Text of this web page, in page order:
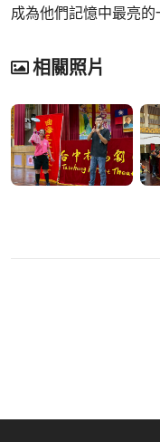
成為他們記憶中最亮的
相關照片